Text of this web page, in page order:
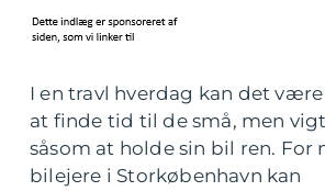
I en travl hverdag kan det
at finde tid til de små, men
såsom at holde sin bil ren. For
bilejere i Storkøbenhavn kan